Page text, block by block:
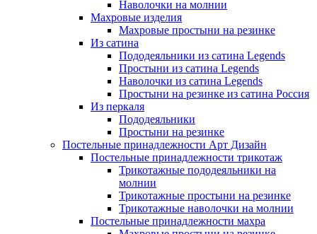
Наволочки на молнии
Махровые изделия
Махровые простыни на резинке
Из сатина
Пододеяльники из сатина Legends
Простыни из сатина Legends
Наволочки из сатина Legends
Простыни на резинке из сатина Россия
Из перкаля
Пододеяльники
Простыни на резинке
Постельные принадлежности Арт Дизайн
Постельные принадлежности трикотаж
Трикотажные пододеяльники на
молнии
Трикотажные простыни на резинке
Трикотажные наволочки на молнии
Постельные принадлежности махра